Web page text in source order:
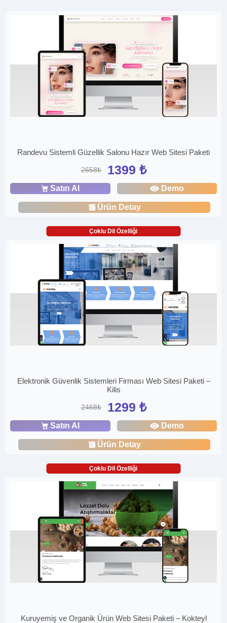
Randevu Sistemli Güzellik Salonu Hazır Web Sitesi Paketi
2658₺ 1399 ₺
Satın Al Demo
Ürün Detay
Çoklu Dil Özelliği
Elektronik Güvenlik Sistemleri Firması Web Sitesi Paketi –
Kilis
2468₺ 1299 ₺
Satın Al Demo
Ürün Detay
Çoklu Dil Özelliği
Kuruyemiş ve Organik Ürün Web Sitesi Paketi – Kokteyl